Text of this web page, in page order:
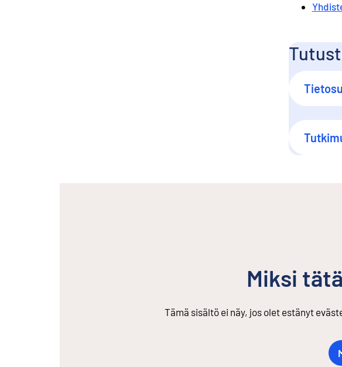
Miksi
Tämä sisältö ei näy, jos olet estänyt